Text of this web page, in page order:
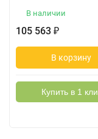
В наличии
105 563 ₽
В корзину
Купить в 1